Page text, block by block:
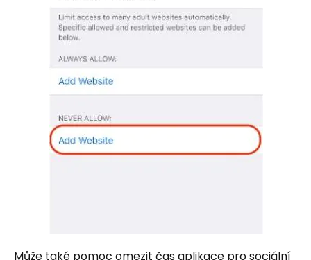
Může také pomoc omezit čas aplikace pro sociální